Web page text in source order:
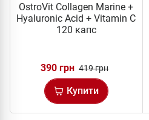
OstroVit Collagen Marine +
Hyaluronic Acid + Vitamin C
120 капс
390 грн 419 грн
Купити